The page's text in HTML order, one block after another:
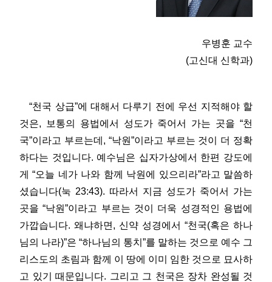
우병훈 교수
(고신대 신학과)
“천국 상급”에 대해서 다루기 전에 우선 지적해야 할
것은, 보통의 용법에서 성도가 죽어서 가는 곳을 “천
국”이라고 부르는데, “낙원”이라고 부르는 것이 더 정확
하다는 것입니다. 예수님은 십자가상에서 한편 강도에
게 “오늘 네가 나와 함께 낙원에 있으리라”라고 말씀하
셨습니다(눅 23:43). 따라서 지금 성도가 죽어서 가는
곳을 “낙원”이라고 부르는 것이 더욱 성경적인 용법에
가깝습니다. 왜냐하면, 신약 성경에서 “천국(혹은 하나
님의 나라)”은 “하나님의 통치”를 말하는 것으로 예수 그
리스도의 초림과 함께 이 땅에 이미 임한 것으로 묘사하
고 있기 때문입니다. 그리고 그 천국은 장차 완성될 것